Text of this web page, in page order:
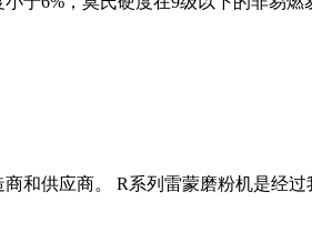
和供应商。 R系列雷蒙磨粉机是经